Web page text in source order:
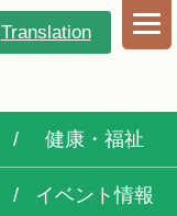
Translation
健康・福祉
イベント情報